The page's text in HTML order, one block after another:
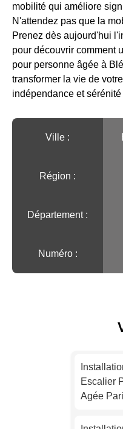
mobilité qui améliore
N'attendez pas que la
Prenez dès aujourd'hui
pour découvrir comment
pour personne âgée à
transformer la vie de
indépendance et
Ville :️
Région :️
Département :
Numéro :
Escalier
Agée